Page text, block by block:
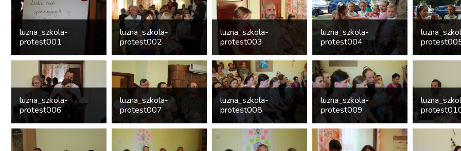
luzna_szkola-
protest001
luzna_szkola-
protest002
luzna_szkola-
protest003
luzna_szkola-
protest004
luzna_szkola-
protest006
luzna_szkola-
protest007
luzna_szkola-
protest008
luzna_szkola-
protest009